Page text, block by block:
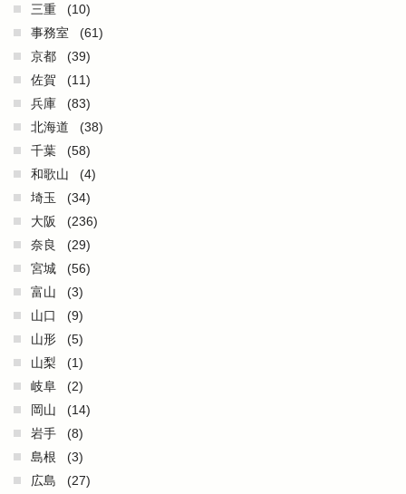
三重
(10)
事務室
(61)
京都
(39)
佐賀
(11)
兵庫
(83)
北海道
(38)
千葉
(58)
和歌山
(4)
埼玉
(34)
大阪
(236)
奈良
(29)
宮城
(56)
富山
(3)
山口
(9)
山形
(5)
山梨
(1)
岐阜
(2)
岡山
(14)
岩手
(8)
島根
(3)
広島
(27)